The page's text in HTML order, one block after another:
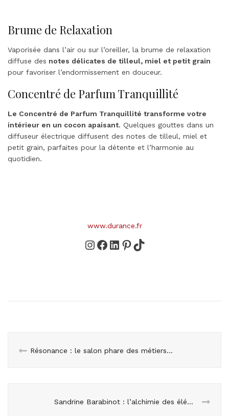
Brume de Relaxation
Vaporisée dans l’air ou sur l’oreiller, la brume de relaxation
diffuse des notes délicates de tilleul, miel et petit grain
pour favoriser l’endormissement en douceur.
Concentré de Parfum Tranquillité
Le Concentré de Parfum Tranquillité transforme votre
intérieur en un cocon apaisant. Quelques gouttes dans un
diffuseur électrique diffusent des notes de tilleul, miel et
petit grain, parfaites pour la détente et l’harmonie au
quotidien.
www.durance.fr
Instagram
Facebook
LinkedIn
Pinterest
TikTok
Résonance : le salon phare des métiers d’art
Sandrine Barabinot : l’alchimie des éléments